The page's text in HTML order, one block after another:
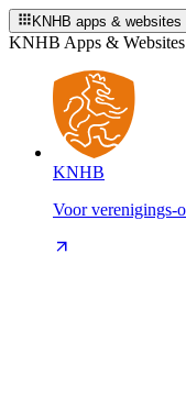
KNHB apps & websites
KNHB Apps & Websites
KNHB
Voor verenigings-